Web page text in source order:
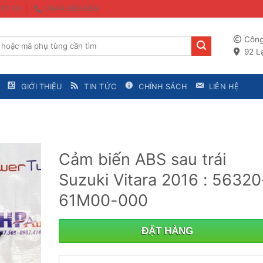
0944.689.689
92
GIỚI THIỆU TIN TỨC CHÍNH SÁCH LIÊN HỆ
Cảm biến ABS sau trái
Suzuki Vitara 2016 :
61M00-000
ĐẶT HÀNG